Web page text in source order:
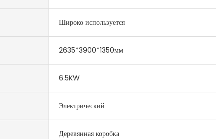
Широко используется
2635*3900*1350мм
6.5KW
Электрический
Деревянная коробка